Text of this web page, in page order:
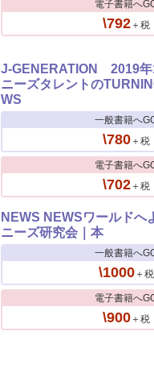
電子書籍へ
\792＋税
J-GENERATION 2019年
ニーズタレントの
WS
一般書籍へ
\780＋税
電子書籍へ
\702＋税
NEWS NEWSワールドへ
ニーズ研究会｜本
一般書籍へ
\1000＋税
電子書籍へ
\900＋税